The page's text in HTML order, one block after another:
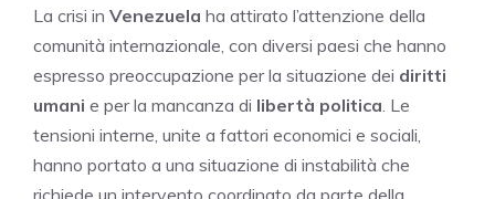
La crisi in Venezuela ha attirato l’attenzione della
comunità internazionale, con diversi paesi che hanno
espresso preoccupazione per la situazione dei diritti
umani e per la mancanza di libertà politica. Le
tensioni interne, unite a fattori economici e sociali,
hanno portato a una situazione di instabilità che